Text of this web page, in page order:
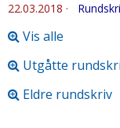
22.03.2018 ·
Vis alle
Utgåtte
Eldre rundskriv